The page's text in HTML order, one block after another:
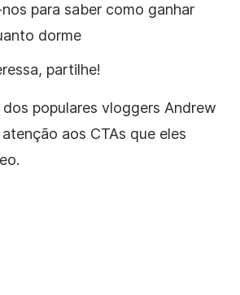
para saber como ganhar
dorme
partilhe!
populares vloggers Andrew
aos CTAs que eles